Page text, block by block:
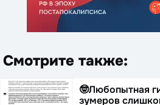
Смотрите также:
🤓Любопытная
зумеров